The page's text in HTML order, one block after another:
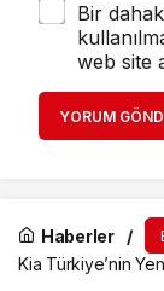
Bir
web site
YORUM
Haberler
Kia Türkiye’nin